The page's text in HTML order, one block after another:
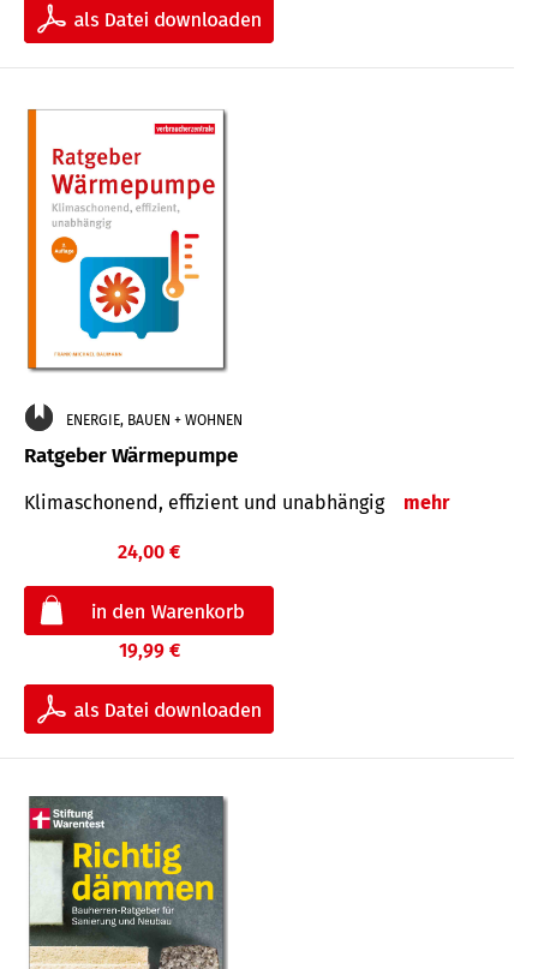
ENERGIE, BAUEN + WOHNEN
Ratgeber Wärmepumpe
Klimaschonend, effizient und unabhängig mehr
24,00 €
19,99 €